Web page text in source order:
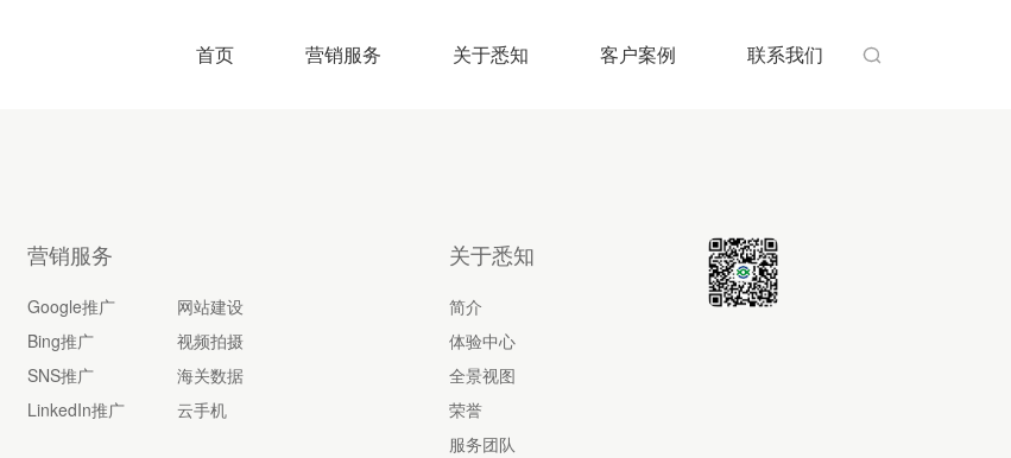
首页 营销服务 关于悉知 客户案例 联系我们 
营销服务
Google推广
Bing推广
SNS推广
LinkedIn推广
网站建设
视频拍摄
海关数据
云手机
关于悉知
简介
体验中心
全景视图
荣誉
服务团队